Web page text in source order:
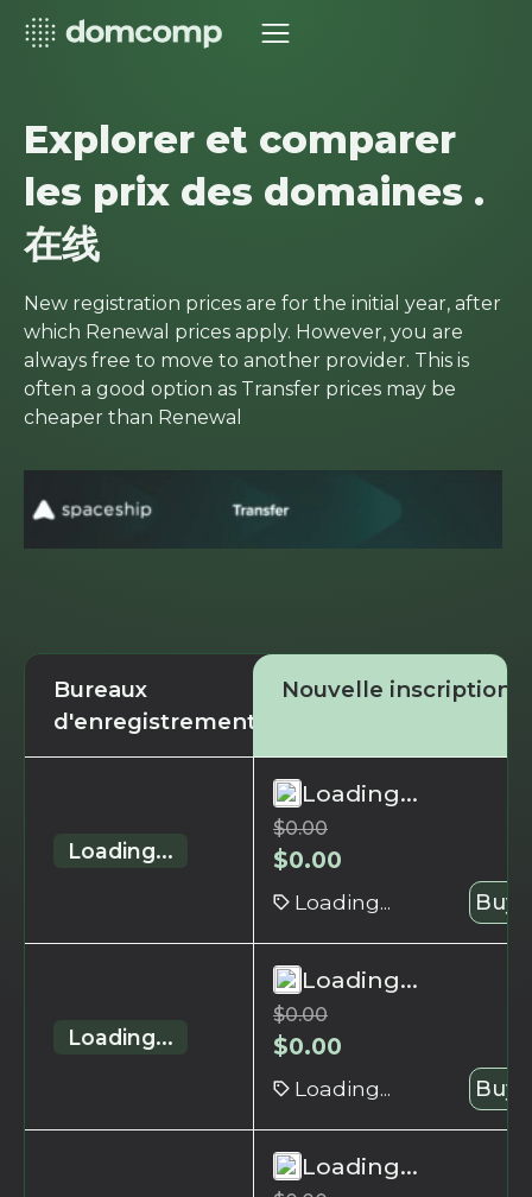
Explorer et comparer
les prix des domaines .
在线
New registration prices are for the initial year, after
which Renewal prices apply. However, you are
always free to move to another provider. This is
often a good option as Transfer prices may be
cheaper than Renewal
Bureaux
d'enregistrement
Nouvelle inscription
Loading...
Loading...
$0.00
$0.00
Loading... Buy
Loading...
Loading...
$0.00
$0.00
Loading... Buy
Loading...